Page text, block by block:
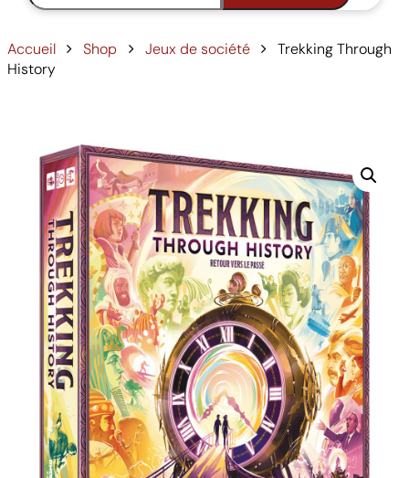
Accueil Shop Jeux de société
Trekking Through
History